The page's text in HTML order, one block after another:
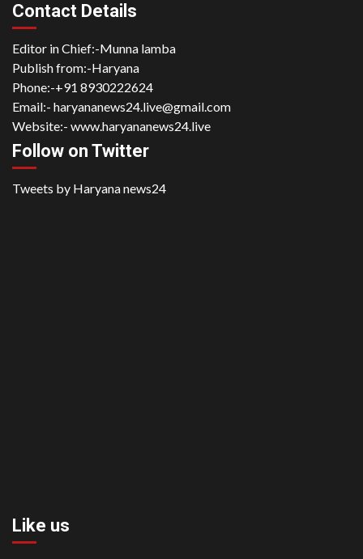
Contact Details
Editor in Chief:-Munna lamba
Publish from:-Haryana
Phone:-+91 8930222624
Email:- haryananews24.live@gmail.com
Website:- www.haryananews24.live
Follow on Twitter
Tweets by Haryana news24
Like us